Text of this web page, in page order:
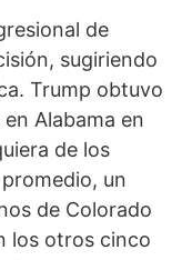
de
sugiriendo
Trump obtuvo
Alabama en
de los
un
de Colorado
los otros cinco